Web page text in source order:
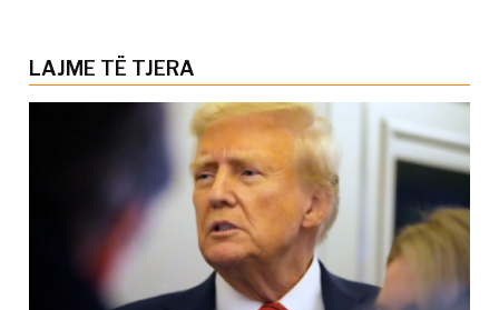
LAJME TË TJERA